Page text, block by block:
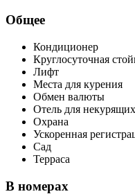
Общее
Кондиционер
Круглосуточная
Лифт
Места для курения
Обмен валюты
Отель для некурящих
Охрана
Ускоренная
Сад
Терраса
В номерах